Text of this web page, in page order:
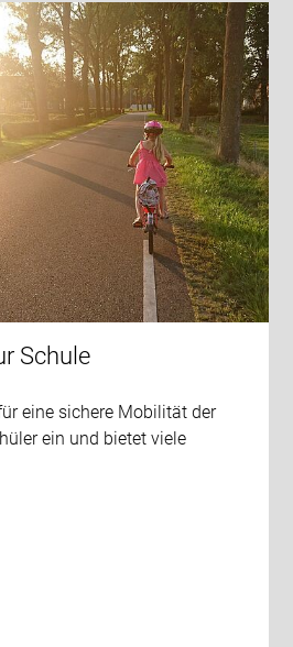
Schule
eine sichere Mobilität der
ein und bietet viele